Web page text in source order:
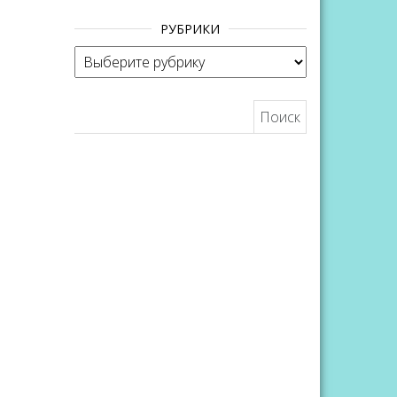
чтобы
увеличить
уменьшить
громкость.
РУБРИКИ
Рубрики